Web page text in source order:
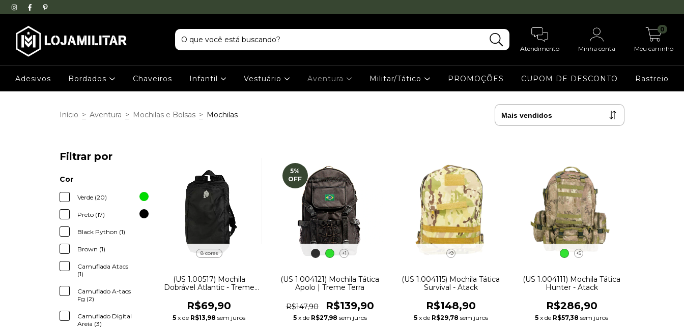
Atendimento Minha conta Meu carrinho
0
Adesivos Bordados Chaveiros Infantil Vestuário Aventura Militar/Tático PROMOÇÕES CUPOM DE DESCONTO Rastreio
Início > Aventura > Mochilas e Bolsas > Mochilas
Filtrar por
Cor
Verde (20)
Preto (17)
Black Python (1)
Brown (1)
Camuflada Atacs
(1)
Camuflado A-tacs
Fg (2)
Camuflado Digital
Areia (3)
8 cores
(US 1.00517) Mochila
Dobrável Atlantic - Treme
R$69,90
5 x de R$13,98 sem juros
5%
OFF
+1
(US 1.004121) Mochila Tática
Apolo | Treme Terra
R$147,90 R$139,90
5 x de R$27,98 sem juros
+9
(US 1.004115) Mochila Tática
Survival - Atack
R$148,90
5 x de R$29,78 sem juros
+5
(US 1.004111) Mochila Tática
Hunter - Atack
R$286,90
5 x de R$57,38 sem juros